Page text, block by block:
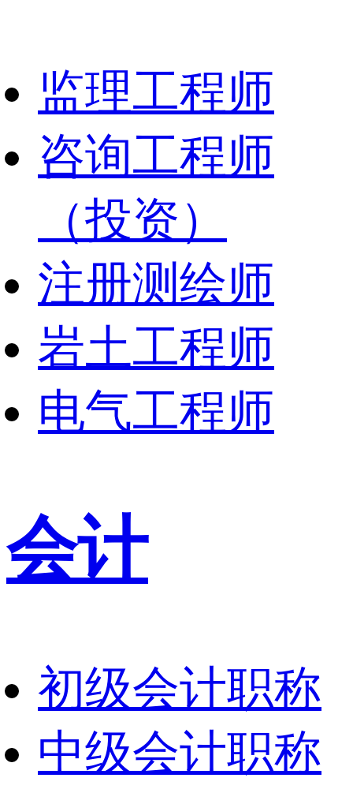
监理工程师
咨询工程师
（投资）
注册测绘师
岩土工程师
电气工程师
会计
初级会计职称
中级会计职称